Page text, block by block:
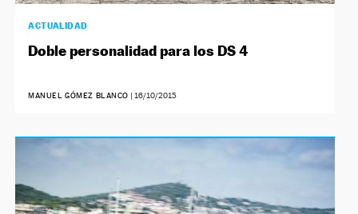
ACTUALIDAD
Doble personalidad para los DS 4
MANUEL GÓMEZ BLANCO | 16/10/2015